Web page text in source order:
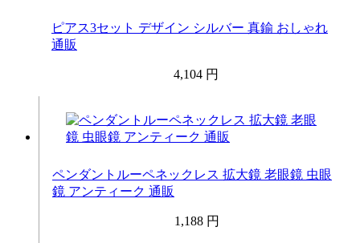
ピアス3セット デザイン シルバー 真鍮 おしゃれ
通販
4,104 円
ペンダントルーペネックレス 拡大鏡 老眼鏡 虫眼
鏡 アンティーク 通販
1,188 円